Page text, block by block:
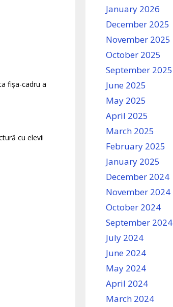
fișa-cadru a
cu elevii
January 2026
December 2025
November 2025
October 2025
September 2025
June 2025
May 2025
April 2025
March 2025
February 2025
January 2025
December 2024
November 2024
October 2024
September 2024
July 2024
June 2024
May 2024
April 2024
March 2024